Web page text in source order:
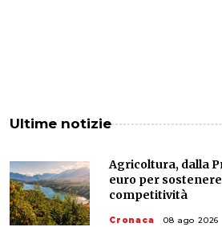
Ultime notizie
Agricoltura, dalla
euro per
competitività
Cronaca 08 ago 2026